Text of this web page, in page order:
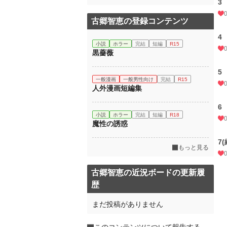
3
0
4
0
5
0
6
0
7(
0
古郷智恵の登録コンテンツ
小説 ホラー 完結 短編 R15
黒薔薇
一般漫画 一般男性向け 完結 R15
人外漫画短編集
小説 ホラー 完結 短編 R18
魔性の誘惑
もっと見る
古郷智恵の近況ボードの更新履
歴
まだ投稿がありません